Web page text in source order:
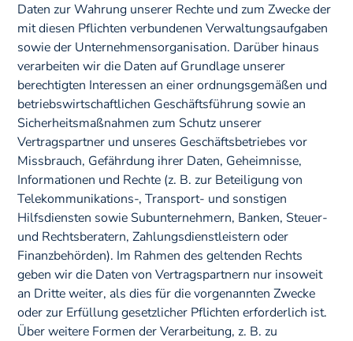
Daten zur Wahrung unserer Rechte und zum Zwecke der
mit diesen Pflichten verbundenen Verwaltungsaufgaben
sowie der Unternehmensorganisation. Darüber hinaus
verarbeiten wir die Daten auf Grundlage unserer
berechtigten Interessen an einer ordnungsgemäßen und
betriebswirtschaftlichen Geschäftsführung sowie an
Sicherheitsmaßnahmen zum Schutz unserer
Vertragspartner und unseres Geschäftsbetriebes vor
Missbrauch, Gefährdung ihrer Daten, Geheimnisse,
Informationen und Rechte (z. B. zur Beteiligung von
Telekommunikations-, Transport- und sonstigen
Hilfsdiensten sowie Subunternehmern, Banken, Steuer-
und Rechtsberatern, Zahlungsdienstleistern oder
Finanzbehörden). Im Rahmen des geltenden Rechts
geben wir die Daten von Vertragspartnern nur insoweit
an Dritte weiter, als dies für die vorgenannten Zwecke
oder zur Erfüllung gesetzlicher Pflichten erforderlich ist.
Über weitere Formen der Verarbeitung, z. B. zu